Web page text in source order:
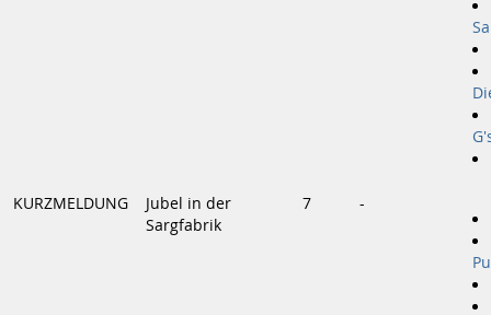
KURZMELDUNG
Jubel in der
Sargfabrik
7 -